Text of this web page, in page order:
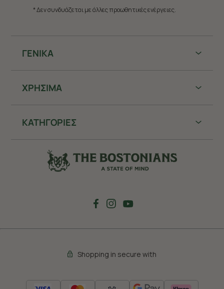
ΓΕΝΙΚΑ
ΧΡHΣΙΜΑ
ΚΑΤΗΓΟΡΙΕΣ
* Δεν συνδυάζεται με άλλες προωθητικές ενέργειες.
Shopping in secure with